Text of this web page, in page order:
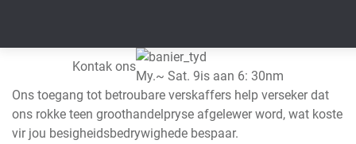
Kontak ons
My.~ Sat. 9is aan 6: 30nm
Ons toegang tot betroubare verskaffers help verseker dat
ons rokke teen groothandelpryse afgelewer word, wat koste
vir jou besigheidsbedrywighede bespaar.